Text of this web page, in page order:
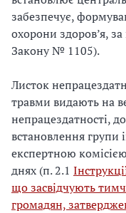
забезпечує,
охорони здоров’я,
Закону № 1105).
Листок
травми видають на
непрацездатності,
встановлення групи
експертною
днях (п. 2.1
що засвідчують
громадян,